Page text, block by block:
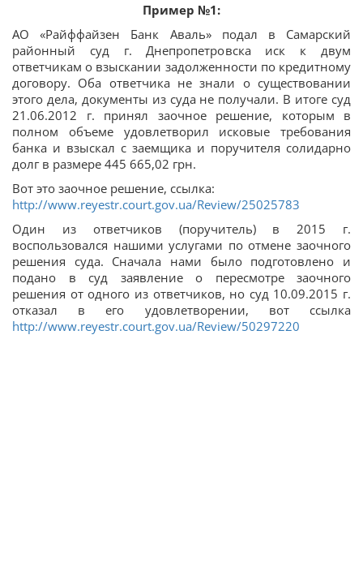
Пример №1:
АО «Райффайзен Банк Аваль» подал в Самарский
районный суд г. Днепропетровска иск к двум
ответчикам о взыскании задолженности по кредитному
договору. Оба ответчика не знали о существовании
этого дела, документы из суда не получали. В итоге суд
21.06.2012 г. принял заочное решение, которым в
полном объеме удовлетворил исковые требования
банка и взыскал с заемщика и поручителя солидарно
долг в размере 445 665,02 грн.
Вот это заочное решение, ссылка:
http://www.reyestr.court.gov.ua/Review/25025783
Один из ответчиков (поручитель) в 2015 г.
воспользовался нашими услугами по отмене заочного
решения суда. Сначала нами было подготовлено и
подано в суд заявление о пересмотре заочного
решения от одного из ответчиков, но суд 10.09.2015 г.
отказал в его удовлетворении, вот ссылка
http://www.reyestr.court.gov.ua/Review/50297220